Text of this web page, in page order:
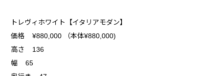
トレヴィホワイト【イタリアモダン】
価格 ¥880,000 （本体¥880,000)
高さ 136
幅 65